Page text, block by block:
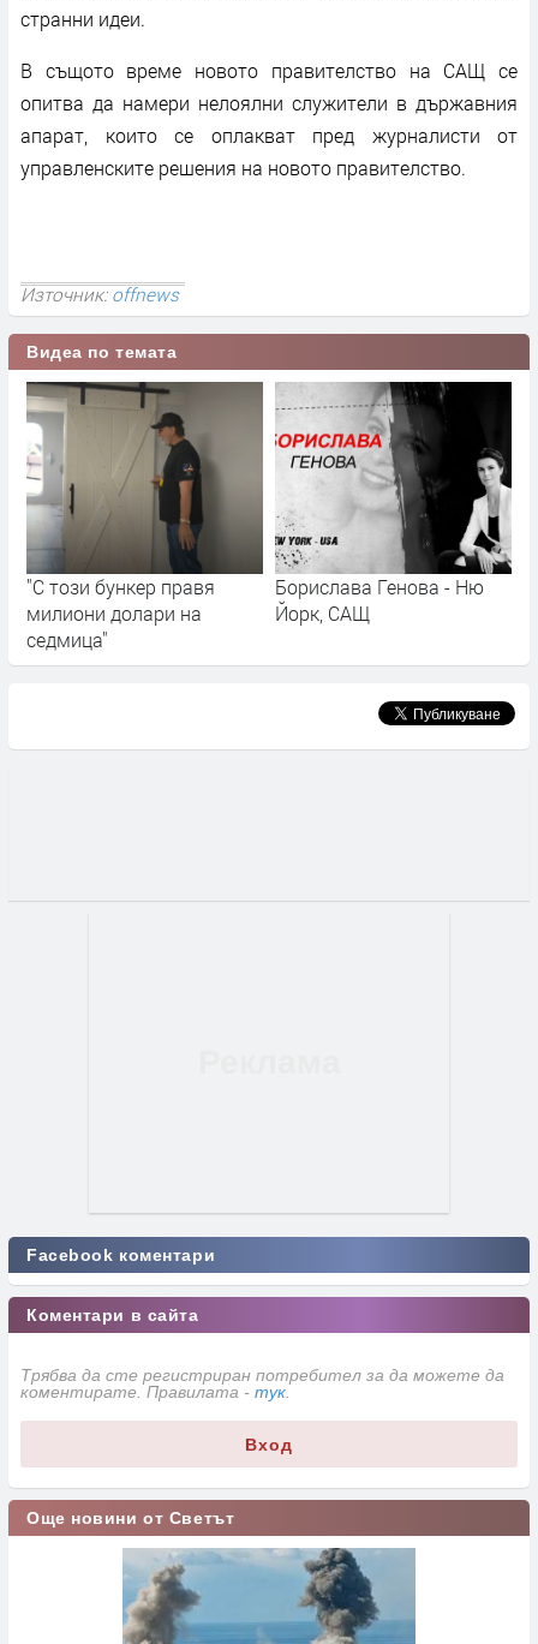
странни идеи.
В същото време новото правителство на САЩ се
опитва да намери нелоялни служители в държавния
апарат, които се оплакват пред журналисти от
управленските решения на новото правителство.
Източник:offnews
Видеа по темата
"С този бункер правя
милиони долари на
седмица"
Борислава Генова - Ню
Йорк, САЩ
Facebook коментари
Коментари в сайта
Трябва да сте регистриран потребител за да можете да
коментирате. Правилата - тук
Вход
Още новини от Светът